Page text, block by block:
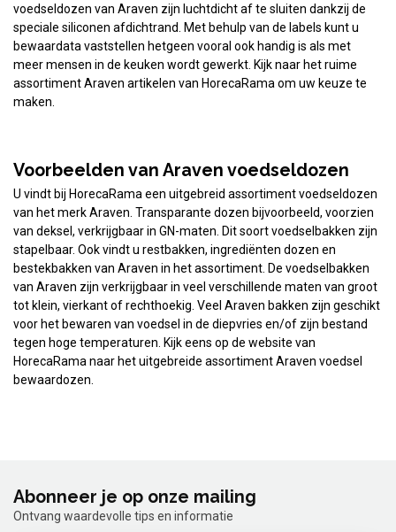
voedseldozen van Araven zijn luchtdicht af te sluiten dankzij de
speciale siliconen afdichtrand. Met behulp van de labels kunt u
bewaardata vaststellen hetgeen vooral ook handig is als met
meer mensen in de keuken wordt gewerkt. Kijk naar het ruime
assortiment Araven artikelen van HorecaRama om uw keuze te
maken.
Voorbeelden van Araven voedseldozen
U vindt bij HorecaRama een uitgebreid assortiment voedseldozen
van het merk Araven. Transparante dozen bijvoorbeeld, voorzien
van deksel, verkrijgbaar in GN-maten. Dit soort voedselbakken zijn
stapelbaar. Ook vindt u restbakken, ingrediënten dozen en
bestekbakken van Araven in het assortiment. De voedselbakken
van Araven zijn verkrijgbaar in veel verschillende maten van groot
tot klein, vierkant of rechthoekig. Veel Araven bakken zijn geschikt
voor het bewaren van voedsel in de diepvries en/of zijn bestand
tegen hoge temperaturen. Kijk eens op de website van
HorecaRama naar het uitgebreide assortiment Araven voedsel
bewaardozen.
Abonneer je op onze mailing
Ontvang waardevolle tips en informatie